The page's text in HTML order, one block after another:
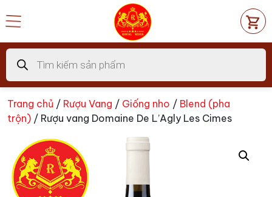
đến
dung
Tìm
kiếm
sản
phẩm
Trang chủ / Rượu Vang / Giống nho / Blend (pha
trộn) / Rượu vang Domaine De L’Agly Les Cimes